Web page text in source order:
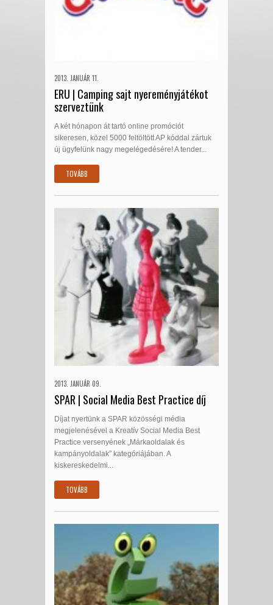
2013. JANUÁR 11.
ERU | Camping sajt nyereményjátékot
szerveztünk
A két hónapon át tartó online promóciót
sikeresen, közel 5000 feltöltött AP kóddal zártuk
új ügyfelünk nagy megelégedésére! A tender...
TOVÁBB
2013. JANUÁR 09.
SPAR | Social Media Best Practice díj
Díjat nyertünk a SPAR közösségi média
megjelenésével a Kreatív Social Media Best
Practice versenyének „Márkaoldalak és
kampányoldalak” kategóriájában. A
kiskereskedelmi...
TOVÁBB